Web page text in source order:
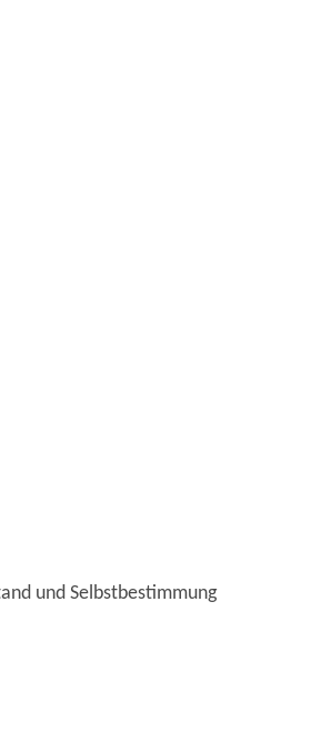
und Selbstbestimmung